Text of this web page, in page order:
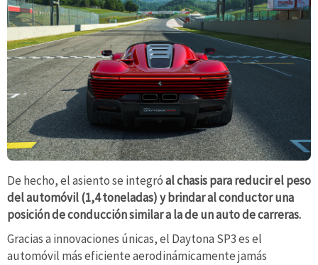
De hecho, el asiento se integróal chasis para reducir el peso
del automóvil (1,4 toneladas) y brindar al conductor una
posición de conducción similar a la de un auto de carreras.
Gracias a innovaciones únicas, el Daytona SP3 es el
automóvil más eficiente aerodinámicamente jamás